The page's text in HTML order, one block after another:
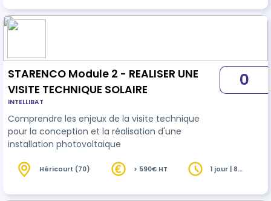
STARENCO Module 2 - REALISER UNE
VISITE TECHNIQUE SOLAIRE
INTELLIBAT
Comprendre les enjeux de la visite technique
pour la conception et la réalisation d'une
installation photovoltaique
0
Héricourt (70) > 590€ HT
1 jour | 8